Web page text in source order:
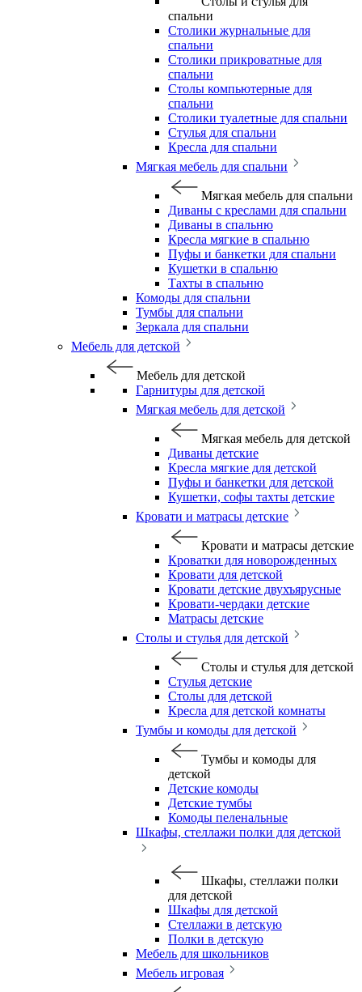
спальни
Столики журнальные для
спальни
Столики прикроватные для
спальни
Столы компьютерные для
спальни
Столики туалетные для спальни
Стулья для спальни
Кресла для спальни
Мягкая мебель для спальни
Мягкая мебель для спальни
Диваны с креслами для спальни
Диваны в спальню
Кресла мягкие в спальню
Пуфы и банкетки для спальни
Кушетки в спальню
Тахты в спальню
Комоды для спальни
Тумбы для спальни
Зеркала для спальни
Мебель для детской
Мебель для детской
Гарнитуры для детской
Мягкая мебель для детской
Мягкая мебель для детской
Диваны детские
Кресла мягкие для детской
Пуфы и банкетки для детской
Кушетки, софы тахты детские
Кровати и матрасы детские
Кровати и матрасы детские
Кроватки для новорожденных
Кровати для детской
Кровати детские двухъярусные
Кровати-чердаки детские
Матрасы детские
Столы и стулья для детской
Столы и стулья для детской
Стулья детские
Столы для детской
Кресла для детской комнаты
Тумбы и комоды для детской
Тумбы и комоды для
детской
Детские комоды
Детские тумбы
Комоды пеленальные
Шкафы, стеллажи полки для детской
Шкафы, стеллажи полки
для детской
Шкафы для детской
Стеллажи в детскую
Полки в детскую
Мебель для школьников
Мебель игровая